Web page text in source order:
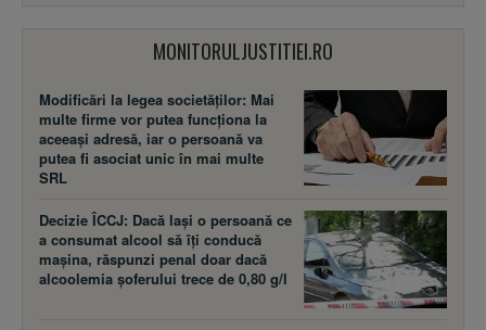
MONITORULJUSTITIEI.RO
Modificări la legea societăţilor: Mai
multe firme vor putea funcţiona la
aceeaşi adresă, iar o persoană va
putea fi asociat unic în mai multe
SRL
Decizie ÎCCJ: Dacă laşi o persoană ce
a consumat alcool să îţi conducă
maşina, răspunzi penal doar dacă
alcoolemia şoferului trece de 0,80 g/l